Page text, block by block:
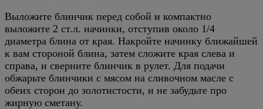
Выложите блинчик перед собой и компактно
выложите 2 ст.л. начинки, отступив около 1/4
диаметра блина от края. Накройте начинку ближайшей
к вам стороной блина, затем сложите края слева и
справа, и сверните блинчик в рулет. Для подачи
обжарьте блинчики с мясом на сливочном масле с
обеих сторон до золотистости, и не забудьте про
жирную сметану.